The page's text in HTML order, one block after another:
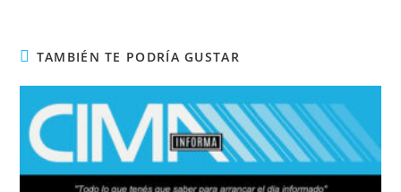
TAMBIÉN TE PODRÍA GUSTAR